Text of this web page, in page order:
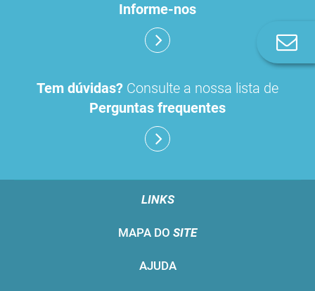
Informe-nos
Tem dúvidas? Consulte a nossa lista de
Perguntas frequentes
LINKS
MAPA DO SITE
AJUDA